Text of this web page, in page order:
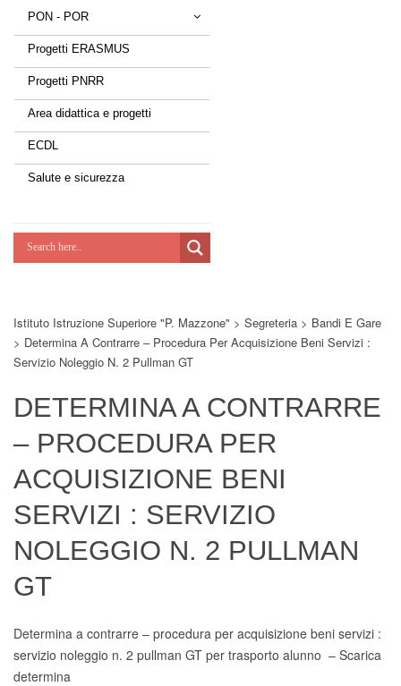
PON - POR
Tessere la rete
Estate a scuola
Scuola d'estate
Lab Green
Potenziamoci
Digital Board
Progetti ERASMUS
Progetti PNRR
Area didattica e progetti
ECDL
Salute e sicurezza
Istituto Istruzione Superiore "P. Mazzone" > Segreteria > Bandi E Gare
> Determina A Contrarre – Procedura Per Acquisizione Beni Servizi :
Servizio Noleggio N. 2 Pullman GT
DETERMINA A CONTRARRE
– PROCEDURA PER
ACQUISIZIONE BENI
SERVIZI : SERVIZIO
NOLEGGIO N. 2 PULLMAN
GT
Determina a contrarre – procedura per acquisizione beni servizi :
servizio noleggio n. 2 pullman GT per trasporto alunno – Scarica
determina